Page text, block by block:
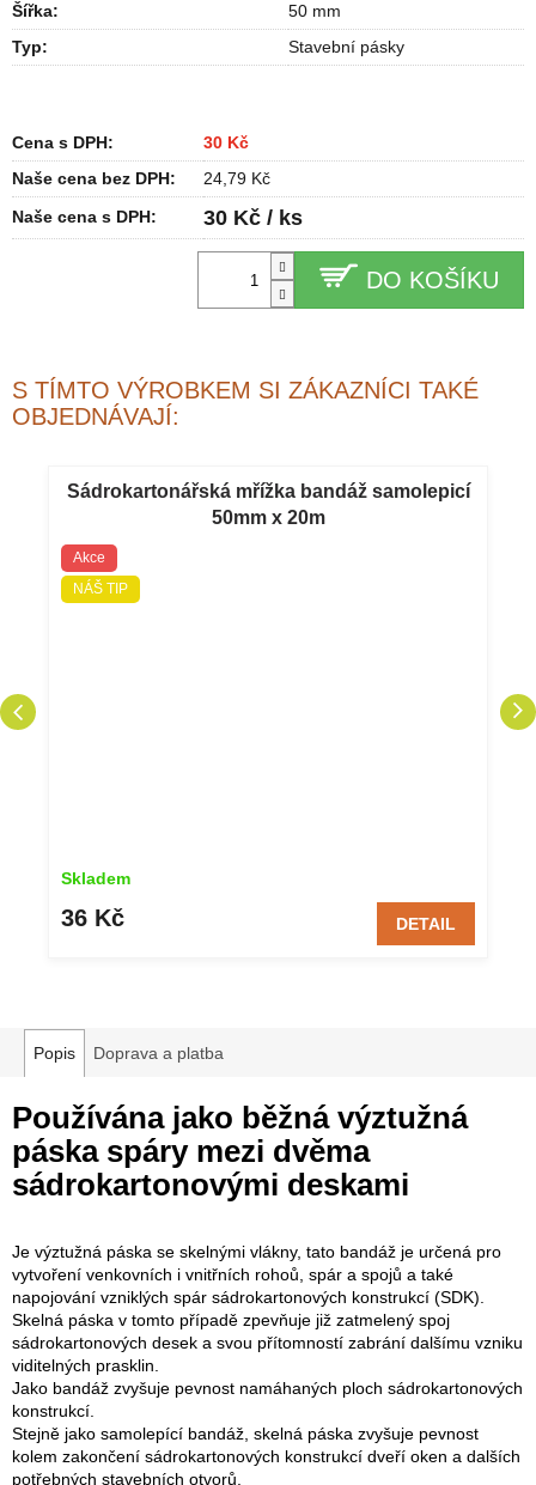
DO KOŠÍKU
Šířka:
50 mm
Typ: Stavební pásky
Cena s DPH:
30 Kč
Naše cena bez DPH:
24,79 Kč
Naše cena s DPH:
30 Kč / ks
S TÍMTO VÝROBKEM SI ZÁKAZNÍCI TAKÉ
OBJEDNÁVAJÍ:
Sádrokartonářská mřížka bandáž samolepicí
50mm x 20m
Akce
NÁŠ TIP
Skladem
36 Kč DETAIL
Popis Doprava a platba
Používána jako běžná výztužná
páska spáry mezi dvěma
sádrokartonovými deskami
Je výztužná páska se skelnými vlákny, tato bandáž je určená pro
vytvoření venkovních i vnitřních rohoů, spár a spojů a také
napojování vzniklých spár sádrokartonových konstrukcí (SDK).
Skelná páska v tomto případě zpevňuje již zatmelený spoj
sádrokartonových desek a svou přítomností zabrání dalšímu vzniku
viditelných prasklin.
Jako bandáž zvyšuje pevnost namáhaných ploch sádrokartonových
konstrukcí.
Stejně jako samolepící bandáž, skelná páska zvyšuje pevnost
kolem zakončení sádrokartonových konstrukcí dveří oken a dalších
potřebných stavebních otvorů.